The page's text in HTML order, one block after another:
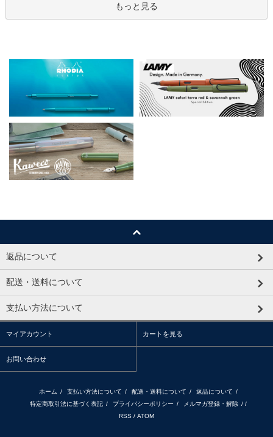
もっと見る
返品について
配送・送料について
支払い方法について
マイアカウント カートを見る
お問い合わせ
ホーム / 支払い方法について / 配送・送料について / 返品について /
特定商取引法に基づく表記 / プライバシーポリシー / メルマガ登録・解除 / /
RSS / ATOM